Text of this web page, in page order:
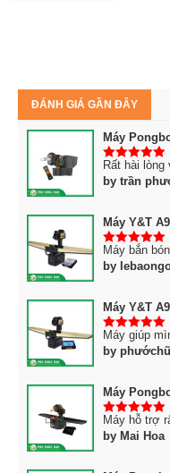
ĐÁNH GIÁ GẦN ĐÂY
Máy
5trên 5
Rất hài lòng
by trần
Máy Y&T
5trên 5
Máy bắn
by
Máy Y&T
5trên 5
Máy giúp
by
Máy
5trên 5
Máy hỗ trợ
by Mai Hoa